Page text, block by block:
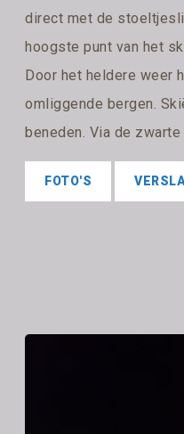
direct met de
hoogste punt van het
Door het heldere weer
omliggende bergen.
beneden. Via de
FOTO'S